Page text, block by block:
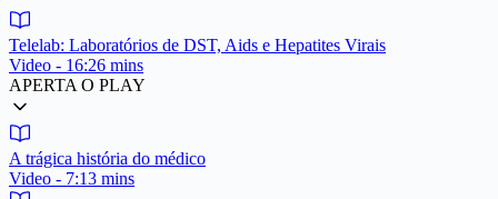
Telelab: Laboratórios de DST, Aids e Hepatites Virais
Video - 16:26 mins
APERTA O PLAY
A trágica história do médico
Video - 7:13 mins